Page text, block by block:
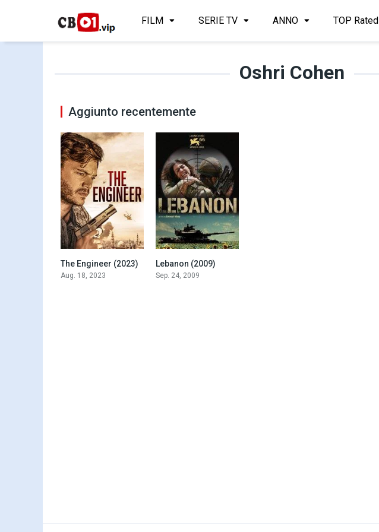
FILM SERIE TV ANNO TOP Rated
Oshri Cohen
Aggiunto recentemente
4
The Engineer (2023)
Aug. 18, 2023
Lebanon (2009)
Sep. 24, 2009